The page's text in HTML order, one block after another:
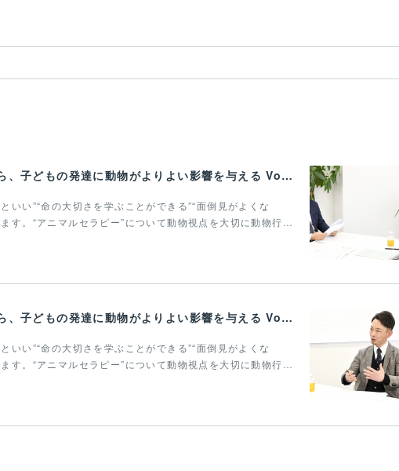
心地よく共存できる関係性から、子どもの発達に動物がよりよい影響を与える Vol.3
いい”“命の大切さを学ぶことができる”“面倒見がよくな
す。“アニマルセラピー”について動物視点を大切に動物行…
心地よく共存できる関係性から、子どもの発達に動物がよりよい影響を与える Vol.2
いい”“命の大切さを学ぶことができる”“面倒見がよくな
す。“アニマルセラピー”について動物視点を大切に動物行…